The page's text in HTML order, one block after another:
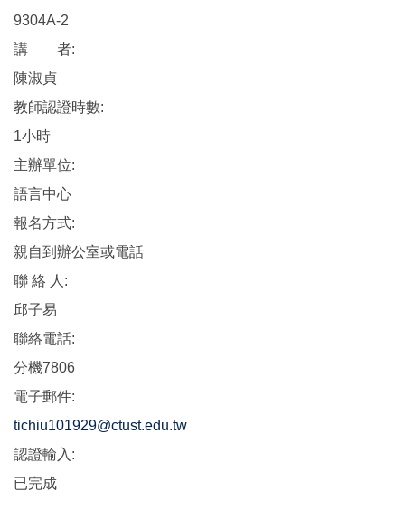
9304A-2
講 者:
陳淑貞
教師認證時數:
1小時
主辦單位:
語言中心
報名方式:
親自到辦公室或電話
聯 絡 人:
邱子易
聯絡電話:
分機7806
電子郵件:
tichiu101929@ctust.edu.tw
認證輸入:
已完成